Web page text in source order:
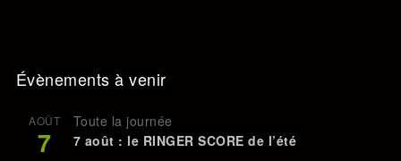
Évènements à venir
AOÛT
7
Toute la journée
7 août : le RINGER SCORE de l’été